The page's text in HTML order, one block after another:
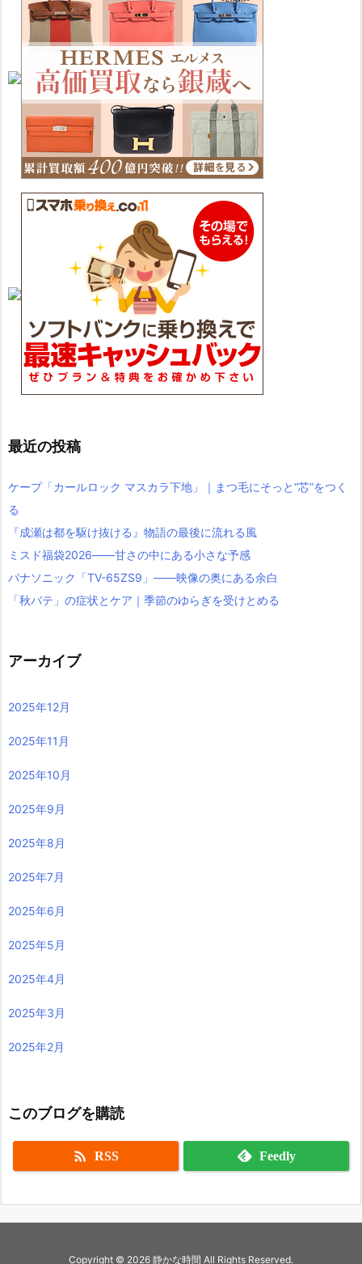
最近の投稿
ケープ「カールロック マスカラ下地」｜まつ毛にそっと“芯”をつく
る
『成瀬は都を駆け抜ける』物語の最後に流れる風
ミスド福袋2026――甘さの中にある小さな予感
パナソニック「TV-65ZS9」――映像の奥にある余白
「秋バテ」の症状とケア｜季節のゆらぎを受けとめる
アーカイブ
2025年12月
2025年11月
2025年10月
2025年9月
2025年8月
2025年7月
2025年6月
2025年5月
2025年4月
2025年3月
2025年2月
このブログを購読
 RSS Feedly
Copyright © 2026 静かな時間 All Rights Reserved.